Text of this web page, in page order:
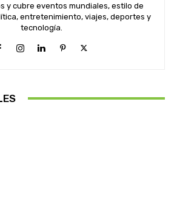
y cubre eventos mundiales, estilo de
entretenimiento, viajes, deportes y
tecnología.